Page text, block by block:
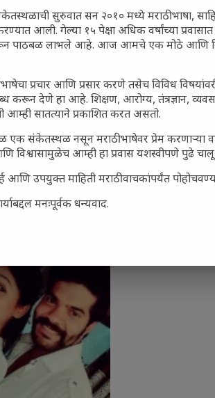
सुरुवात सन २०१० मध्ये मराठी भाषा,
आली. गेल्या १५ पेक्षा अधिक वर्षांच्या
पाठबळ लाभले आहे. आज आमचे एक मोठे आणि
प्रचार आणि प्रसार करणे तसेच विविध
करून देणे हा आहे. शिक्षण, आरोग्य, तंत्रज्ञान,
आम्ही सातत्याने प्रकाशित करत असतो.
एक संकेतस्थळ नसून मराठी भाषेवर प्रेम करणाऱ्या
विश्वासामुळेच आम्ही हा प्रवास यशस्वीपणे पुढे
आणि उपयुक्त माहिती मराठी वाचकांपर्यंत
मनःपूर्वक धन्यवाद.